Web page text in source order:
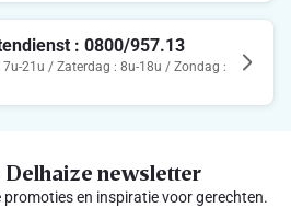
: 0800/957.13
21u / Zaterdag : 8u-18u / Zondag :
Delhaize newsletter
en inspiratie voor gerechten.